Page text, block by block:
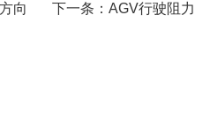
向 下一条： AGV行驶阻力